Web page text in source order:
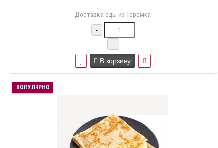
Доставка еды из Теремка
-
+
В корзину
ПОПУЛЯРНО